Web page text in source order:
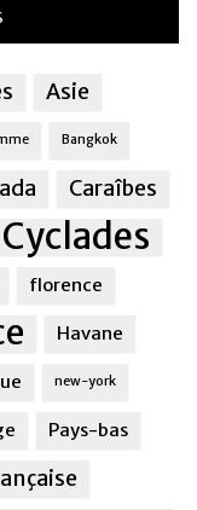
Asie
Bangkok
Caraîbes
Cyclades
florence
Havane
new-york
Pays-bas